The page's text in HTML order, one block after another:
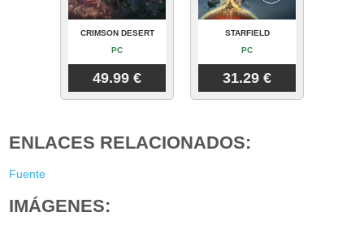
CRIMSON DESERT
PC
49.99 €
STARFIELD
PC
31.29 €
ENLACES RELACIONADOS:
Fuente
IMÁGENES: